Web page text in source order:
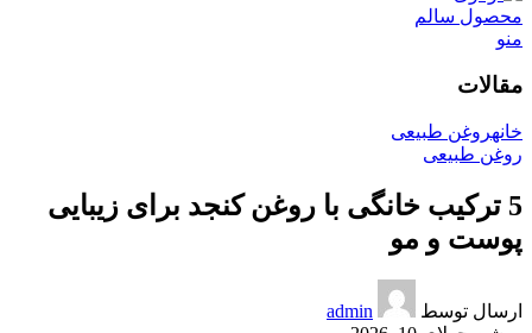
منو
مقالات
خانهروغن طبیعی
روغن طبیعی
5 ترکیب خانگی با روغن کنجد برای زیبایی
پوست و مو
ارسال توسط
admin